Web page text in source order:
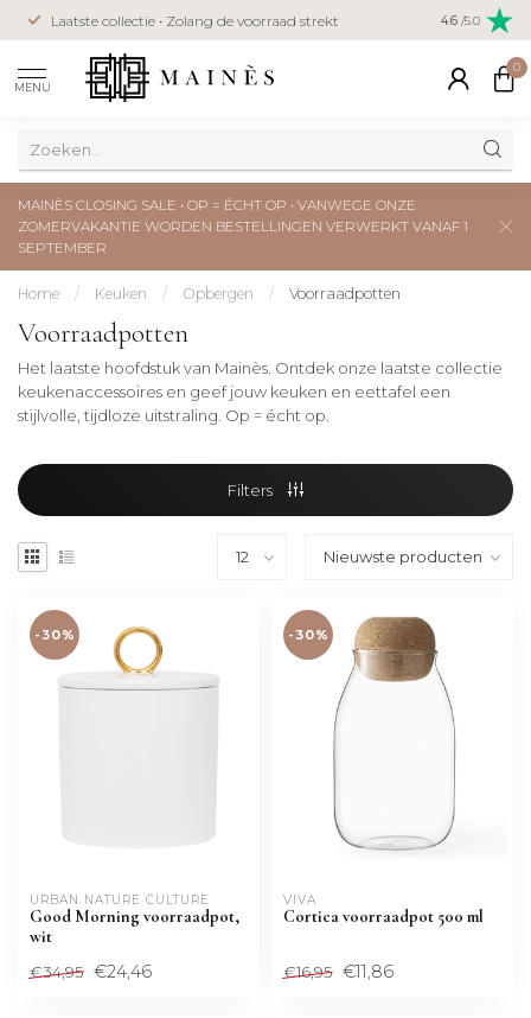
Laatste collectie • Zolang de voorraad strekt Veilig
creditcard
4.6 /5.0
MENU
0
MAINÈS CLOSING SALE • OP = ÉCHT OP • VANWEGE ONZE
ZOMERVAKANTIE WORDEN BESTELLINGEN VERWERKT VANAF 1
SEPTEMBER
Home / Keuken / Opbergen / Voorraadpotten
Voorraadpotten
Het laatste hoofdstuk van Mainès. Ontdek onze laatste collectie
keukenaccessoires en geef jouw keuken en eettafel een
stijlvolle, tijdloze uitstraling. Op = écht op.
Filters
-30%
URBAN NATURE CULTURE
Good Morning voorraadpot,
wit
€34,95 €24,46
-30%
VIVA
Cortica voorraadpot 500 ml
€16,95 €11,86